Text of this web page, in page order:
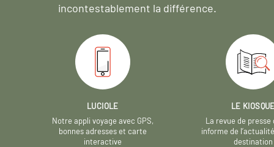
incontestablement la différence.
LUCIOLE
Notre appli voyage avec GPS,
bonnes adresses et carte
interactive
LE
La revue de presse
informe de
destination